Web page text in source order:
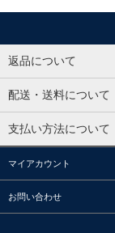
返品について
配送・送料について
支払い方法について
マイアカウント
お問い合わせ